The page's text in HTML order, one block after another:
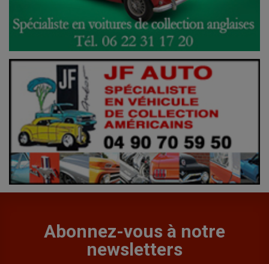
Abonnez-vous à notre
newsletters